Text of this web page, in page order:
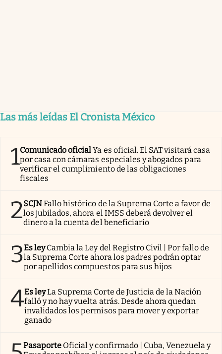
Las más leídas El Cronista México
1Comunicado oficialYa es oficial. El SAT visitará casa
por casa con cámaras especiales y abogados para
verificar el cumplimiento de las obligaciones
fiscales
2SCJNFallo histórico de la Suprema Corte a favor de
los jubilados, ahora el IMSS deberá devolver el
dinero a la cuenta del beneficiario
3Es ley Cambia la Ley del Registro Civil | Por fallo de
la Suprema Corte ahora los padres podrán optar
por apellidos compuestos para sus hijos
4Es leyLa Suprema Corte de Justicia de la Nación
falló y no hay vuelta atrás. Desde ahora quedan
invalidados los permisos para mover y exportar
ganado
Pasaporte Oficial y confirmado | Cuba, Venezuela y